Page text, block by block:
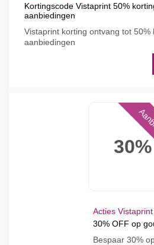
Kortingscode Vistaprint 50%
aanbiedingen
Vistaprint korting ontvang tot 50%
aanbiedingen
30%
Acties Vistaprint
30% OFF op
Bespaar 30%